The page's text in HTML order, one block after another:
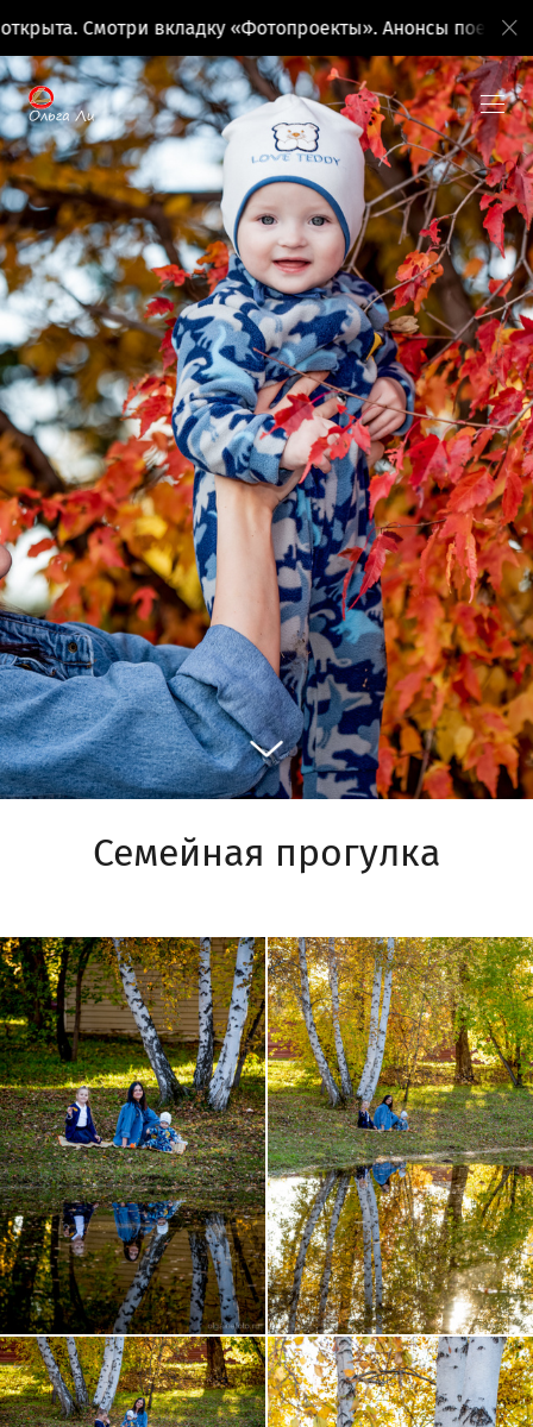
вкладку «Фотопроекты». Анонсы поездок на
Семейная прогулка